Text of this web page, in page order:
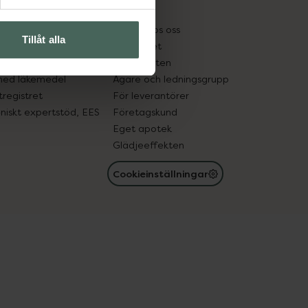
Tillåt alla
in gammal medicin
läkemedel
expertstöd, EES
Pressrum
Jobba hos oss
Hållbarhet
Samarbeten
Ägare och ledningsgrupp
För leverantörer
Företagskund
Eget apotek
Glädjeeffekten
Cookieinställningar